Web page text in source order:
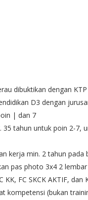
dibuktikan dengan
D3 dengan
| dan 7
35 tahun untuk poin 2-7,
kerja min. 2 tahun pada
pas photo 3x4 2 lembar
KK, FC SKCK AKTIF, dan
kompetensi (bukan